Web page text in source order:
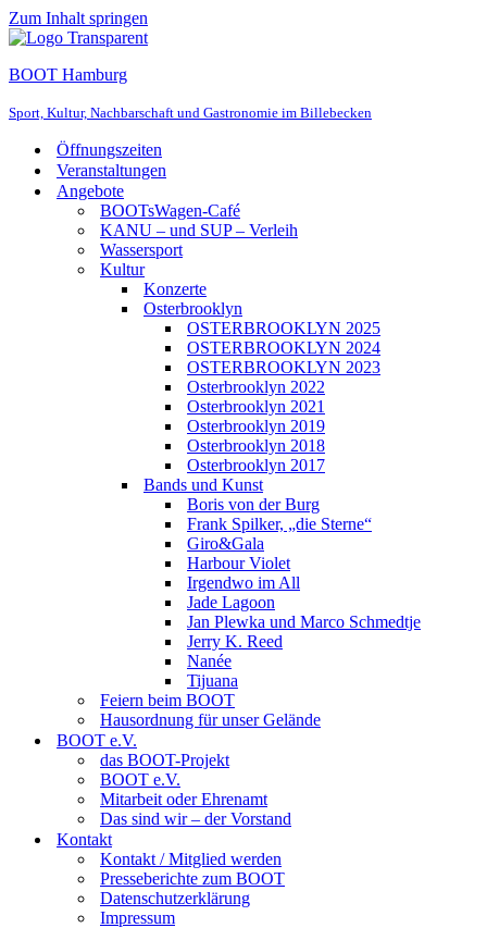
Zum Inhalt springen
BOOT Hamburg
Sport, Kultur, Nachbarschaft und Gastronomie im Billebecken
Öffnungszeiten
Veranstaltungen
Angebote
BOOTsWagen-Café
KANU – und SUP – Verleih
Wassersport
Kultur
Konzerte
Osterbrooklyn
OSTERBROOKLYN 2025
OSTERBROOKLYN 2024
OSTERBROOKLYN 2023
Osterbrooklyn 2022
Osterbrooklyn 2021
Osterbrooklyn 2019
Osterbrooklyn 2018
Osterbrooklyn 2017
Bands und Kunst
Boris von der Burg
Frank Spilker, „die Sterne“
Giro&Gala
Harbour Violet
Irgendwo im All
Jade Lagoon
Jan Plewka und Marco Schmedtje
Jerry K. Reed
Nanée
Tijuana
Feiern beim BOOT
Hausordnung für unser Gelände
BOOT e.V.
das BOOT-Projekt
BOOT e.V.
Mitarbeit oder Ehrenamt
Das sind wir – der Vorstand
Kontakt
Kontakt / Mitglied werden
Presseberichte zum BOOT
Datenschutzerklärung
Impressum